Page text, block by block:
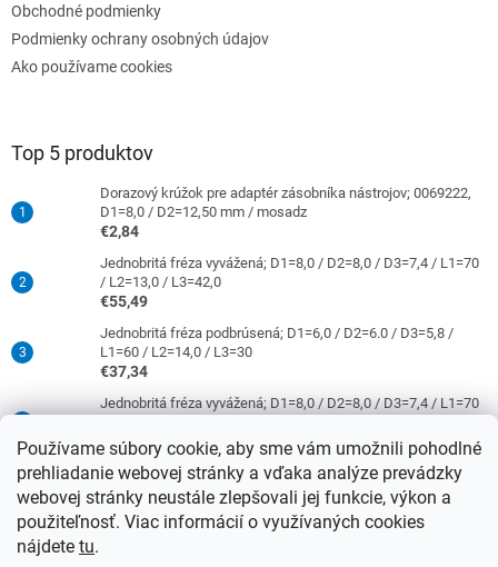
Používame súbory cookie, aby sme vám umožnili pohodlné
prehliadanie webovej stránky a vďaka analýze prevádzky
webovej stránky neustále zlepšovali jej funkcie, výkon a
použiteľnosť. Viac informácií o využívaných cookies
nájdete tu.
Obchodné podmienky
Podmienky ochrany osobných údajov
Ako používame cookies
Top 5 produktov
Dorazový krúžok pre adaptér zásobníka nástrojov; 0069222,
D1=8,0 / D2=12,50 mm / mosadz
€2,84
Jednobritá fréza vyvážená; D1=8,0 / D2=8,0 / D3=7,4 / L1=70
/ L2=13,0 / L3=42,0
€55,49
Jednobritá fréza podbrúsená; D1=6,0 / D2=6.0 / D3=5,8 /
L1=60 / L2=14,0 / L3=30
€37,34
Jednobritá fréza vyvážená; D1=8,0 / D2=8,0 / D3=7,4 / L1=70
€63,86
Jednobritá fréza podbrúsená; D1=4,0 / D2=6,0 / D3=3,8 /
L1=50 / L2=10,0 / L3=21
€37,34